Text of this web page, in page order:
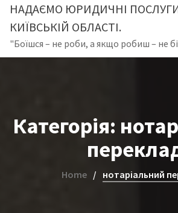
НАДАЄМО ЮРИДИЧНІ
КИЇВСЬКІЙ ОБЛАСТІ.
"Боїшся – не роби, а якщо робиш – не
Категорія:
Home нотаріальний